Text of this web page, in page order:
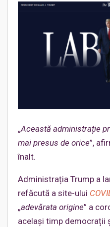
„Această administrație
mai presus de orice”,
înalt.
Administrația Trump a
refăcută a site-ului
„adevărata origine” a
același timp democrații